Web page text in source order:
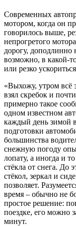
Современных
мотором, когда он
говорилось выше,
непрогретого
дорогу, доподлинно
возможно, в какой-
или резко
«Выхожу, утром всё
взял скребок и
примерно такое
одном известном
каждый день зимой
подготовки
большинства
снежную погоду
лопату, а иногда и
стёкла от снега. До
стёкол, зеркал и
позволяет.
время – обычно не
простое решение:
поездке, его можно
минут.